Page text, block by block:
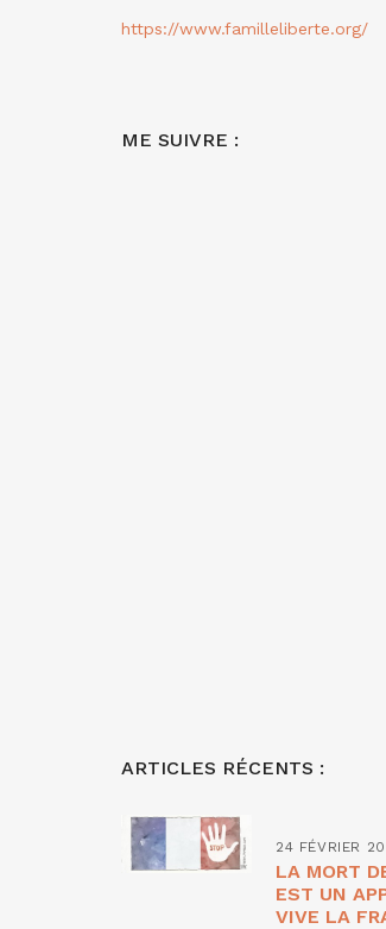
https://www.familleliberte.org/
ME SUIVRE :
ARTICLES RÉCENTS :
24 FÉVRIER
LA MORT
EST UN
VIVE LA